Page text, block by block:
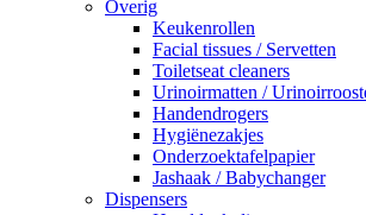
Overig
Keukenrollen
Facial tissues / Servetten
Toiletseat cleaners
Urinoirmatten /
Handendrogers
Hygiënezakjes
Onderzoektafelpapier
Jashaak / Babychanger
Dispensers